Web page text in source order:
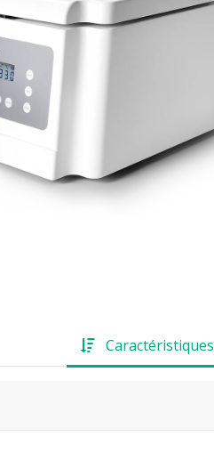
Caractéristiques